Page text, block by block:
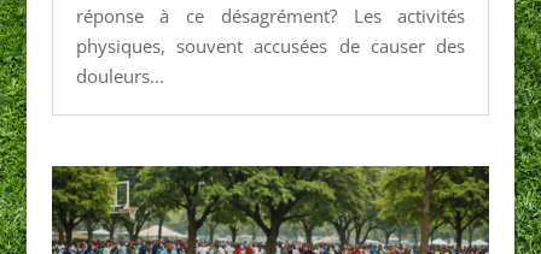
réponse à ce désagrément? Les activités
physiques, souvent accusées de causer des
douleurs...